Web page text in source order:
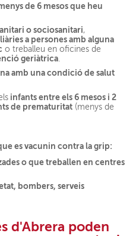
de 6 mesos que heu
o sociosanitari,
a persones amb alguna
o treballeu en oficines de
geriàtrica
amb una condició de salut
infants entre els 6 mesos i 2
de prematuritat (menys de
es vacunin contra la grip:
o que treballen en centres
bombers, serveis
d'Abrera poden